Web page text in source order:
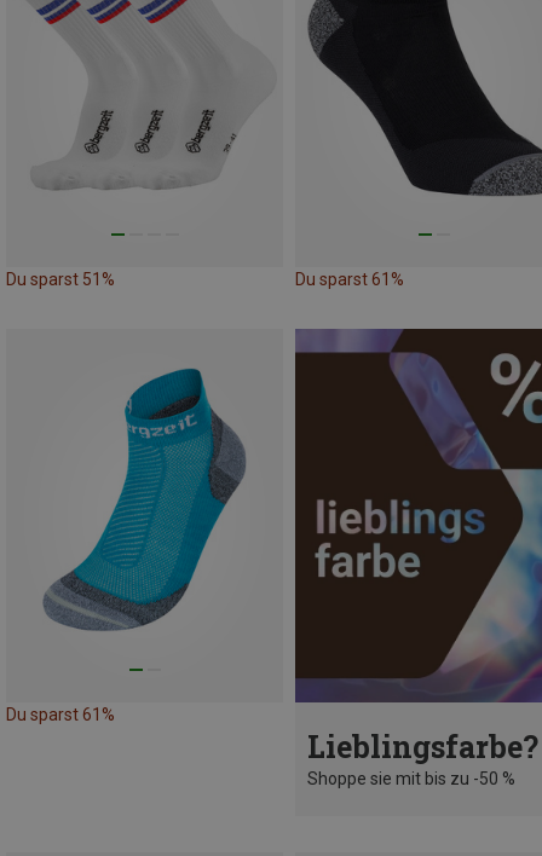
Du sparst 51% Du sparst 61%
Du sparst 61%
Lieblingsfarbe?
Shoppe sie mit bis zu -50 %